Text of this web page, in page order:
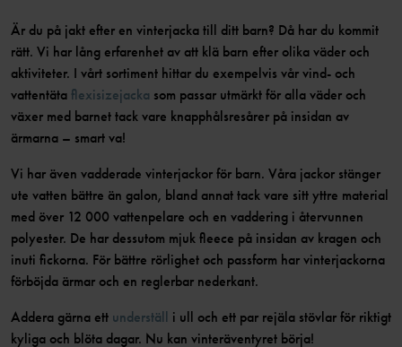
Är du på jakt efter en vinterjacka till ditt barn? Då har du kommit
rätt. Vi har lång erfarenhet av att klä barn efter olika väder och
aktiviteter. I vårt sortiment hittar du exempelvis vår vind- och
vattentäta flexisizejacka som passar utmärkt för alla väder och
växer med barnet tack vare knapphålsresårer på insidan av
ärmarna – smart va!
Vi har även vadderade vinterjackor för barn. Våra jackor stänger
ute vatten bättre än galon, bland annat tack vare sitt yttre material
med över 12 000 vattenpelare och en vaddering i återvunnen
polyester. De har dessutom mjuk fleece på insidan av kragen och
inuti fickorna. För bättre rörlighet och passform har vinterjackorna
förböjda ärmar och en reglerbar nederkant.
Addera gärna ett underställ i ull och ett par rejäla stövlar för riktigt
kyliga och blöta dagar. Nu kan vinteräventyret börja!